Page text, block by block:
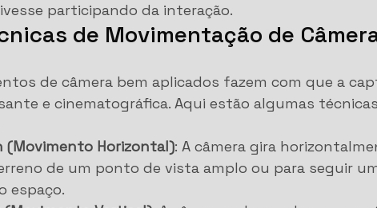
participando da interação.
de Movimentação de
de câmera bem aplicados fazem com que a
e cinematográfica. Aqui estão algumas
(Movimento Horizontal): A câmera gira
de um ponto de vista amplo ou para seguir
espaço.